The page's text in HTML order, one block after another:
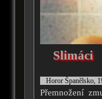
Slimáci
Horor Španělsko,
Přemnožení